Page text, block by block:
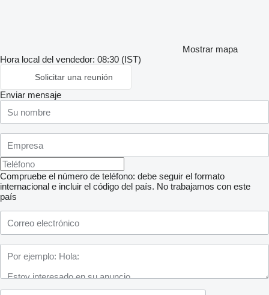
Mostrar mapa
Hora local del vendedor: 08:30 (IST)
Solicitar una reunión
Enviar mensaje
Compruebe el número de teléfono: debe seguir el formato
internacional e incluir el código del país. No trabajamos con este
país